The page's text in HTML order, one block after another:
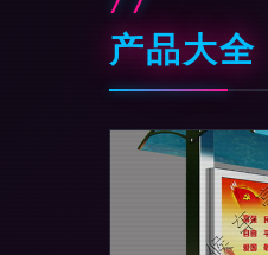
产品大全